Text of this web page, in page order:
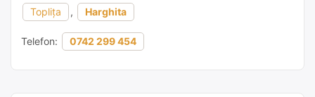
Topliţa , Harghita
Telefon: 0742 299 454